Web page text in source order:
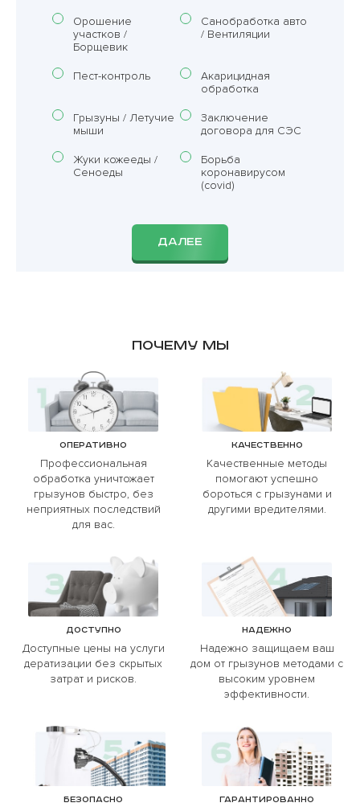
Орошение
участков /
Борщевик
Санобработка авто
/ Вентиляции
Пест-контроль
Акарицидная
обработка
Грызуны / Летучие
мыши
Заключение
договора для СЭС
Жуки кожееды /
Сеноеды
Борьба
коронавирусом
(covid)
ДАЛЕЕ
Почему мы
Оперативно
Профессиональная
обработка уничтожает
грызунов быстро, без
неприятных последствий
для вас.
Качественно
Качественные методы
помогают успешно
бороться с грызунами и
другими вредителями.
Доступно
Доступные цены на услуги
дератизации без скрытых
затрат и рисков.
Надежно
Надежно защищаем ваш
дом от грызунов методами с
высоким уровнем
эффективности.
Безопасно Гарантированно